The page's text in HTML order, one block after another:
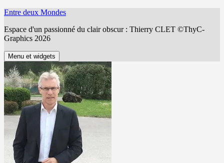
Aller
contenu
Entre deux Mondes
Espace d'un passionné du clair obscur : Thierry CLET ©ThyC-
Graphics 2026
Menu et widgets